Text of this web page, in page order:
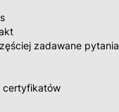
zadawane pytania
certyfikatów